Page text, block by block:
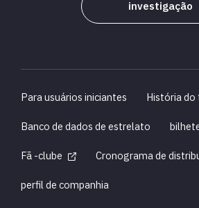
investigação
Para usuários iniciantes
História
Banco de dados de estrelato
Fã -clube
Cronograma de
perfil de companhia